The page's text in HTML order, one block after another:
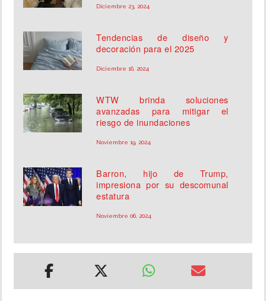
Diciembre 23, 2024
Tendencias de diseño y
decoración para el 2025
Diciembre 16, 2024
WTW brinda soluciones
avanzadas para mitigar el
riesgo de inundaciones
Noviembre 19, 2024
Barron, hijo de Trump,
impresiona por su descomunal
estatura
Noviembre 06, 2024